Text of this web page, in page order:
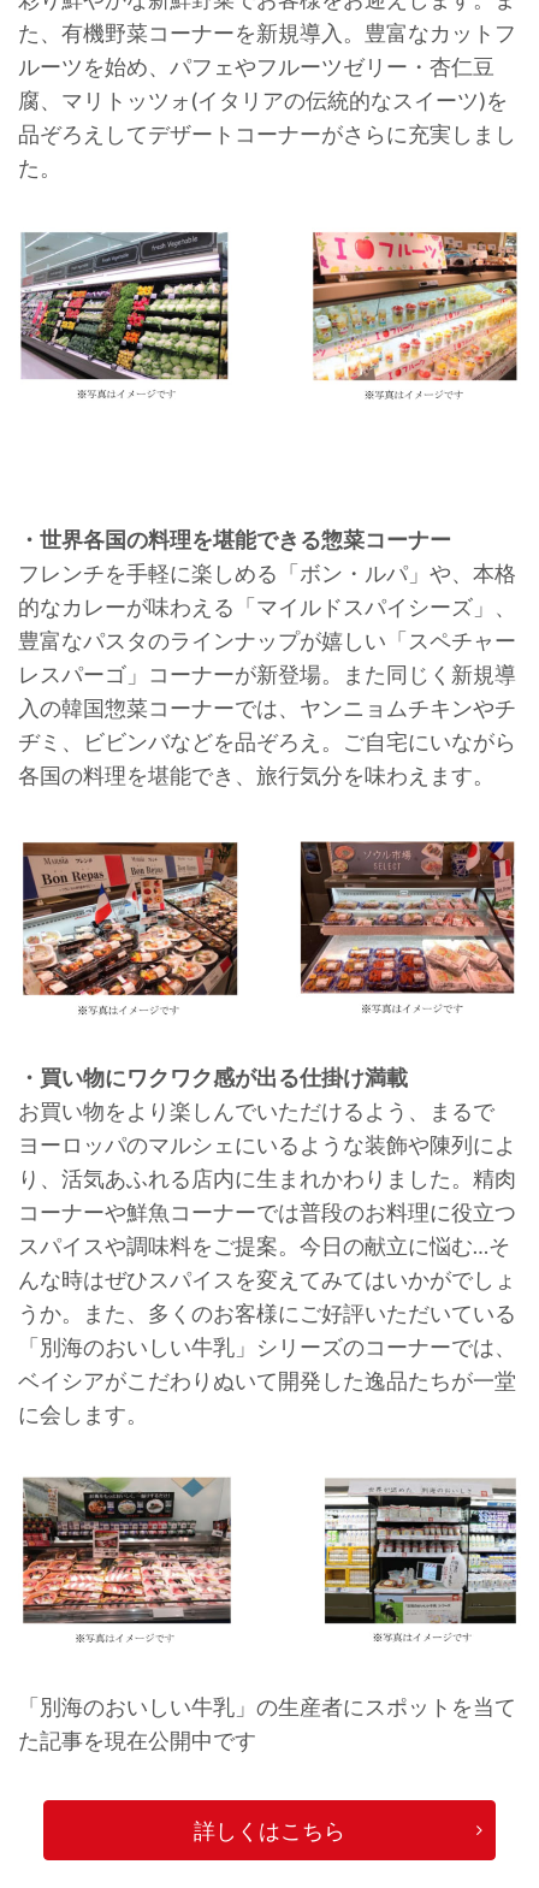
た、有機野菜コーナーを新規導入。豊富なカットフ
ルーツを始め、パフェやフルーツゼリー・杏仁豆
腐、マリトッツォ(イタリアの伝統的なスイーツ)を
品ぞろえしてデザートコーナーがさらに充実しまし
た。
・世界各国の料理を堪能できる惣菜コーナー
フレンチを手軽に楽しめる「ボン・ルパ」や、本格
的なカレーが味わえる「マイルドスパイシーズ」、
豊富なパスタのラインナップが嬉しい「スペチャー
レスパーゴ」コーナーが新登場。また同じく新規導
入の韓国惣菜コーナーでは、ヤンニョムチキンやチ
ヂミ、ビビンバなどを品ぞろえ。ご自宅にいながら
各国の料理を堪能でき、旅行気分を味わえます。
・買い物にワクワク感が出る仕掛け満載
お買い物をより楽しんでいただけるよう、まるで
ヨーロッパのマルシェにいるような装飾や陳列によ
り、活気あふれる店内に生まれかわりました。精肉
コーナーや鮮魚コーナーでは普段のお料理に役立つ
スパイスや調味料をご提案。今日の献立に悩む…そ
んな時はぜひスパイスを変えてみてはいかがでしょ
うか。また、多くのお客様にご好評いただいている
「別海のおいしい牛乳」シリーズのコーナーでは、
ベイシアがこだわりぬいて開発した逸品たちが一堂
に会します。
「別海のおいしい牛乳」の生産者にスポットを当て
た記事を現在公開中です
詳しくはこちら